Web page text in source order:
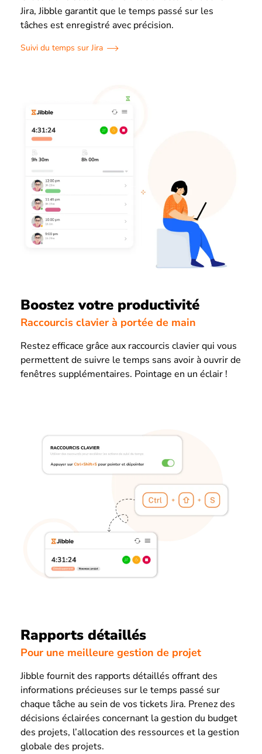
Jira, Jibble garantit que le temps passé sur les
tâches est enregistré avec précision.
Suivi du temps sur Jira
Boostez votre productivité
Raccourcis clavier à portée de main
Restez efficace grâce aux raccourcis clavier qui vous
permettent de suivre le temps sans avoir à ouvrir de
fenêtres supplémentaires. Pointage en un éclair !
Rapports détaillés
Pour une meilleure gestion de projet
Jibble fournit des rapports détaillés offrant des
informations précieuses sur le temps passé sur
chaque tâche au sein de vos tickets Jira. Prenez des
décisions éclairées concernant la gestion du budget
des projets, l’allocation des ressources et la gestion
globale des projets.